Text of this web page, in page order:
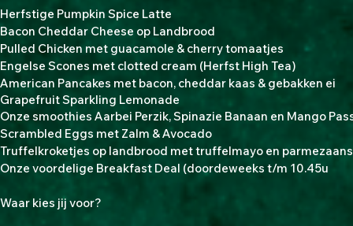
Herfstige Pumpkin Spice Latte
Bacon Cheddar Cheese op Landbrood
Pulled Chicken met guacamole & cherry tomaatjes
Engelse Scones met clotted cream (Herfst High Tea)
American Pancakes met bacon, cheddar kaas & gebakken ei
Grapefruit Sparkling Lemonade
Onze smoothies Aarbei Perzik, Spinazie Banaan en Mango
​Scrambled Eggs met Zalm & Avocado
Truffelkroketjes op landbrood met truffelmayo en
Onze voordelige Breakfast Deal (doordeweeks t/m 10.45u
Waar kies jij voor?